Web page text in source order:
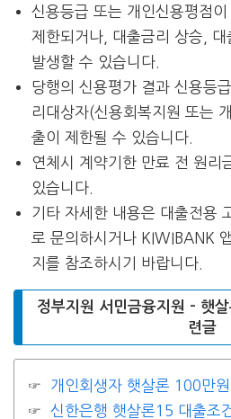
신용등급 또는 개인신용평점이
제한되거나, 대출금리 상승, 대
발생할 수 있습니다.
당행의 신용평가 결과 신용등
리대상자(신용회복지원 또는
출이 제한될 수 있습니다.
연체시 계약기한 만료 전 원리
있습니다.
기타 자세한 내용은 대출전
로 문의하시거나 KIWIBANK
지를 참조하시기 바랍니다.
정부지원 서민금융지원 – 햇
련글
개인회생자 햇살론 100만
신한은행 햇살론15 대출조